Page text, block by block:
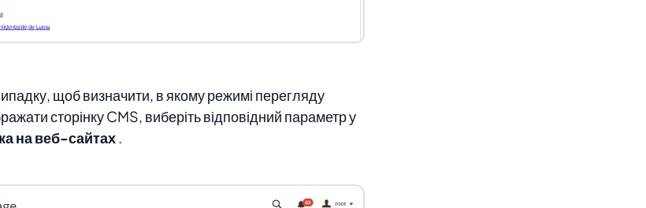
щоб визначити, в якому режимі перегляду
сторінку CMS, виберіть відповідний параметр у
на веб-сайтах.